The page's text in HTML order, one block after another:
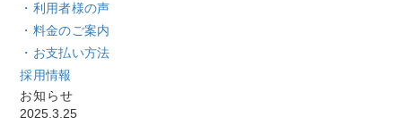
・利用者様の声
・料金のご案内
・お支払い方法
採用情報
お知らせ
2025.3.25